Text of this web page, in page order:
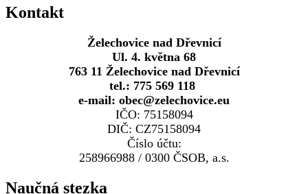
Kontakt
Želechovice nad Dřevnicí
Ul. 4. května 68
763 11 Želechovice nad Dřevnicí
tel.: 775 569 118
e-mail: obec@zelechovice.eu
IČO: 75158094
DIČ: CZ75158094
Číslo účtu:
258966988 / 0300 ČSOB, a.s.
Naučná stezka